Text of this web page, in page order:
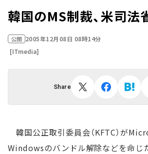
韓国のMS制裁、米司法
公開 2005年12月08日 08時14分
[ITmedia]
Share
韓国公正取引委員会（KFTC）が
Windowsのバンドル解除などを命じ